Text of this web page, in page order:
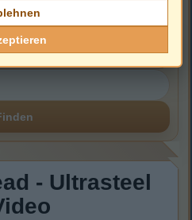
& DVD Infos
- Ultrasteel